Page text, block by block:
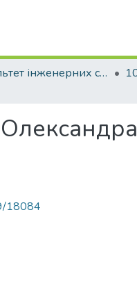
Факультет інженерних систем та екології
18084